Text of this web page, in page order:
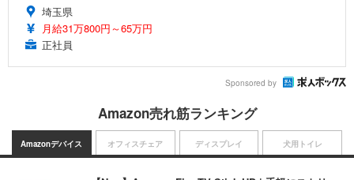
埼玉県
月給31万800円～65万円
正社員
Sponsored by
Amazon売れ筋ランキング
Amazonデバイス オフィスチェア ディスプレイ 犬用トイレ